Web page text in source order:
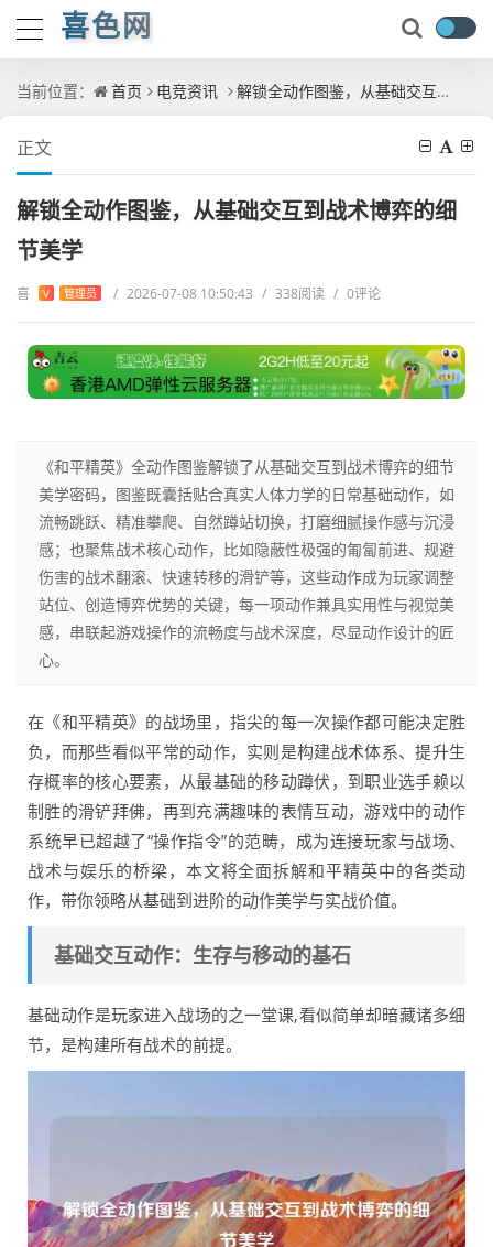
喜色网
当前位置： 首页 电竞资讯 解锁全动作图鉴，从基础交互到战术博弈的细节美学
正文
解锁全动作图鉴，从基础交互到战术博弈的细
节美学
喜 V 管理员 / 2026-07-08 10:50:43 / 338阅读 / 0评论
《和平精英》全动作图鉴解锁了从基础交互到战术博弈的细节
美学密码，图鉴既囊括贴合真实人体力学的日常基础动作，如
流畅跳跃、精准攀爬、自然蹲站切换，打磨细腻操作感与沉浸
感；也聚焦战术核心动作，比如隐蔽性极强的匍匐前进、规避
伤害的战术翻滚、快速转移的滑铲等，这些动作成为玩家调整
站位、创造博弈优势的关键，每一项动作兼具实用性与视觉美
感，串联起游戏操作的流畅度与战术深度，尽显动作设计的匠
心。
在《和平精英》的战场里，指尖的每一次操作都可能决定胜
负，而那些看似平常的动作，实则是构建战术体系、提升生
存概率的核心要素，从最基础的移动蹲伏，到职业选手赖以
制胜的滑铲拜佛，再到充满趣味的表情互动，游戏中的动作
系统早已超越了“操作指令”的范畴，成为连接玩家与战场、
战术与娱乐的桥梁，本文将全面拆解和平精英中的各类动
作，带你领略从基础到进阶的动作美学与实战价值。
基础交互动作：生存与移动的基石
基础动作是玩家进入战场的之一堂课,看似简单却暗藏诸多细
节，是构建所有战术的前提。